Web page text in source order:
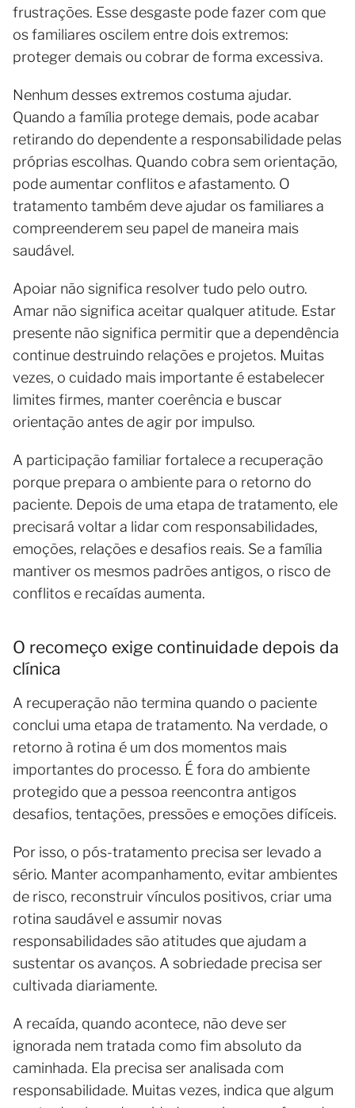
frustrações. Esse desgaste pode fazer com que
os familiares oscilem entre dois extremos:
proteger demais ou cobrar de forma excessiva.
Nenhum desses extremos costuma ajudar.
Quando a família protege demais, pode acabar
retirando do dependente a responsabilidade pelas
próprias escolhas. Quando cobra sem orientação,
pode aumentar conflitos e afastamento. O
tratamento também deve ajudar os familiares a
compreenderem seu papel de maneira mais
saudável.
Apoiar não significa resolver tudo pelo outro.
Amar não significa aceitar qualquer atitude. Estar
presente não significa permitir que a dependência
continue destruindo relações e projetos. Muitas
vezes, o cuidado mais importante é estabelecer
limites firmes, manter coerência e buscar
orientação antes de agir por impulso.
A participação familiar fortalece a recuperação
porque prepara o ambiente para o retorno do
paciente. Depois de uma etapa de tratamento, ele
precisará voltar a lidar com responsabilidades,
emoções, relações e desafios reais. Se a família
mantiver os mesmos padrões antigos, o risco de
conflitos e recaídas aumenta.
O recomeço exige continuidade depois da
clínica
A recuperação não termina quando o paciente
conclui uma etapa de tratamento. Na verdade, o
retorno à rotina é um dos momentos mais
importantes do processo. É fora do ambiente
protegido que a pessoa reencontra antigos
desafios, tentações, pressões e emoções difíceis.
Por isso, o pós-tratamento precisa ser levado a
sério. Manter acompanhamento, evitar ambientes
de risco, reconstruir vínculos positivos, criar uma
rotina saudável e assumir novas
responsabilidades são atitudes que ajudam a
sustentar os avanços. A sobriedade precisa ser
cultivada diariamente.
A recaída, quando acontece, não deve ser
ignorada nem tratada como fim absoluto da
caminhada. Ela precisa ser analisada com
responsabilidade. Muitas vezes, indica que algum